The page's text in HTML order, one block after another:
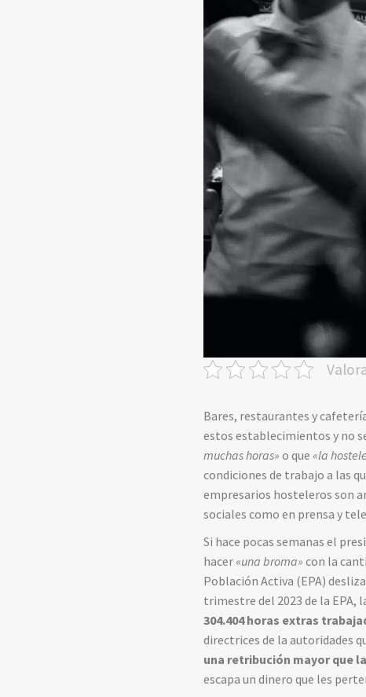
Bares, restaurantes y
estos establecimientos y no
muchas horas» o que«la
condiciones de trabajo a las
empresarios hosteleros son
sociales como en prensa y
Si hace pocas semanas el
hacer «una broma»con la
Población Activa (EPA)
trimestre del 2023 de la EPA,
304.404 horas extras
directrices de la autoridades
una retribución mayor que
escapa un dinero que les